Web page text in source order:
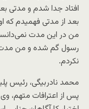
افتاد جدا شدم و مدتی
بعد از مدتی فهمیدم که
من در این مدت
رسول گم شده و من
نکردم.
محمد نادربیگی، رئیس
پس از اعترافات متهم، وی